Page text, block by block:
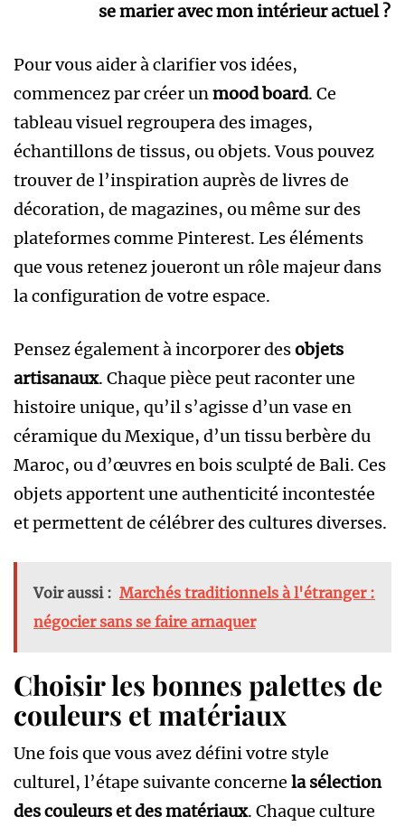
se marier avec mon intérieur actuel ?
Pour vous aider à clarifier vos idées,
commencez par créer unmood board. Ce
tableau visuel regroupera des images,
échantillons de tissus, ou objets. Vous pouvez
trouver de l’inspiration auprès de livres de
décoration, de magazines, ou même sur des
plateformes comme Pinterest. Les éléments
que vous retenez joueront un rôle majeur dans
la configuration de votre espace.
Pensez également à incorporer desobjets
artisanaux. Chaque pièce peut raconter une
histoire unique, qu’il s’agisse d’un vase en
céramique du Mexique, d’un tissu berbère du
Maroc, ou d’œuvres en bois sculpté de Bali. Ces
objets apportent une authenticité incontestée
et permettent de célébrer des cultures diverses.
Voir aussi : Marchés traditionnels à l'étranger :
négocier sans se faire arnaquer
Choisir les bonnes palettes de
couleurs et matériaux
Une fois que vous avez défini votre style
culturel, l’étape suivante concerne la sélection
des couleurs et des matériaux. Chaque culture